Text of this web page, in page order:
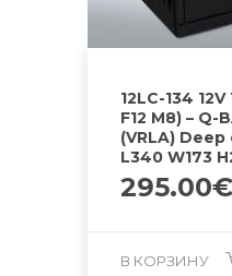
12LC-134
F12 M8) – Q-
(VRLA)
L340 W173
295.00€
В КОРЗИНУ